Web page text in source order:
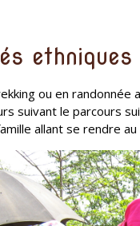
ou en randonnée
suivant le parcours
allant se rendre